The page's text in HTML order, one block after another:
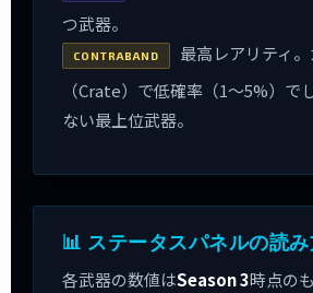
つ武器。
CONTRABAND
最高レアリティ
（Crate）で低確率（1〜5%）で
ない最上位武器。
📊 ステータスパネルの読
各武器の数値はSeason 3時点の